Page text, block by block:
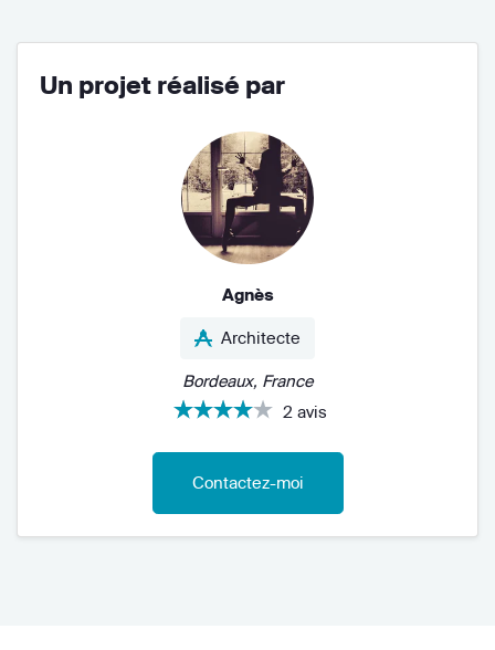
Un projet réalisé par
Agnès
Architecte
Bordeaux, France
2 avis
Contactez-moi